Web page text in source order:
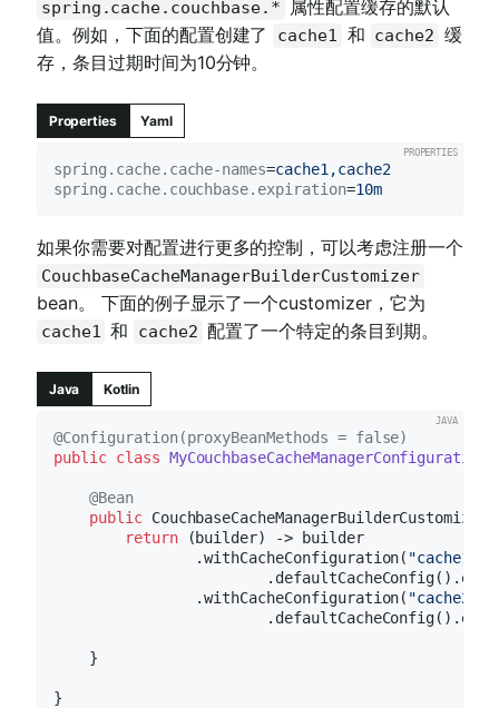
spring.cache.couchbase.*
属性配置缓存的默认
值。例如，下面的配置创建了
cache1 和 cache2 缓
存，条目过期时间为10分钟。
Properties Yaml
spring.cache.cache-names=cache1,cache2
spring.cache.couchbase.expiration=10m
如果你需要对配置进行更多的控制，可以考虑注册一个
CouchbaseCacheManagerBuilderCustomizer
bean。 下面的例子显示了一个customizer，它为
cache1 和 cache2 配置了一个特定的条目到期。
Java Kotlin
@Configuration(proxyBeanMethods = false)
public class MyCouchbaseCacheManagerConfiguration
@Bean
public CouchbaseCacheManagerBuilderCustomizer
return (builder) -> builder
                .withCacheConfiguration(
"cache1"
                .withCacheConfiguration(
"cache2"
    }